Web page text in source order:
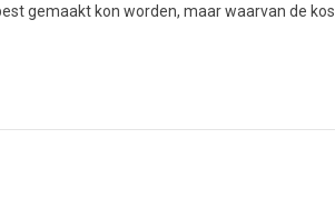
gemaakt kon worden, maar waarvan de